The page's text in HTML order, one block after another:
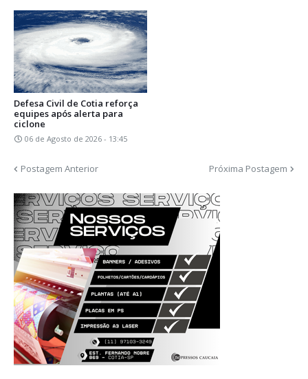
Defesa Civil de Cotia reforça
equipes após alerta para
ciclone
06 de Agosto de 2026 - 13:45
Postagem Anterior Próxima Postagem